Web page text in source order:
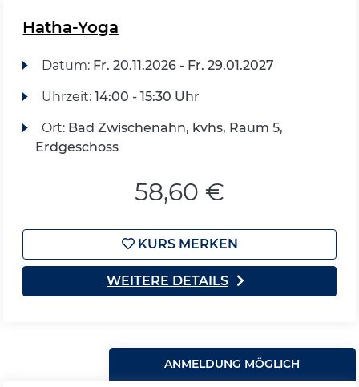
Hatha-Yoga
Datum: Fr. 20.11.2026 - Fr. 29.01.2027
Uhrzeit: 14:00 - 15:30 Uhr
Ort: Bad Zwischenahn, kvhs, Raum 5,
Erdgeschoss
58,60 €
KURS MERKEN
WEITERE DETAILS
ANMELDUNG MÖGLICH